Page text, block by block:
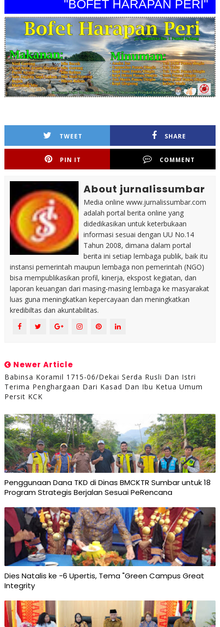
"BOFET HARAPAN PERI"
TWEET SHARE
PIN IT COMMENT
About jurnalissumbar
Media online www.jurnalissumbar.com
adalah portal berita online yang
didedikasikan untuk keterbukaan
informasi sesuai dengan UU No.14
Tahun 2008, dimana dalam portal
berita ini setiap lembaga publik, baik itu
instansi pemerintah maupun lembaga non pemerintah (NGO)
bisa mempublikasikan profil, kinerja, ekspost kegiatan, dan
laporan keuangan dari masing-masing lembaga ke masyarakat
luas guna meningkatkan kepercayaan dan meningkatkan
kredibiltas dan akuntabilitas.
Newer Article
Babinsa Koramil 1715-06/Dekai Serda Rusli Dan Istri
Terima Penghargaan Dari Kasad Dan Ibu Ketua Umum
Persit KCK
Penggunaan Dana TKD di Dinas BMCKTR Sumbar untuk 18
Program Strategis Berjalan Sesuai PeRencana
Dies Natalis ke -6 Upertis, Tema "Green Campus Great
Integrity